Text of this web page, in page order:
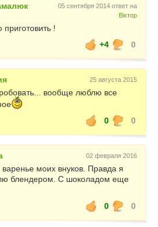
05 сентября 2014 ответ на
Віктор
!
+4
0
25 августа 2015
вообще люблю все
0
0
02 февраля 2016
моих внуков. Правда я
блендером. С шоколадом еще
0
0